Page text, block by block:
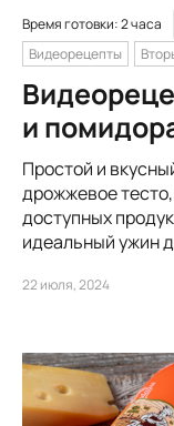
Время готовки: 2 часа
Видеорецепты
и
Простой и
дрожжевое
доступных
идеальный ужин
22 июля, 2024